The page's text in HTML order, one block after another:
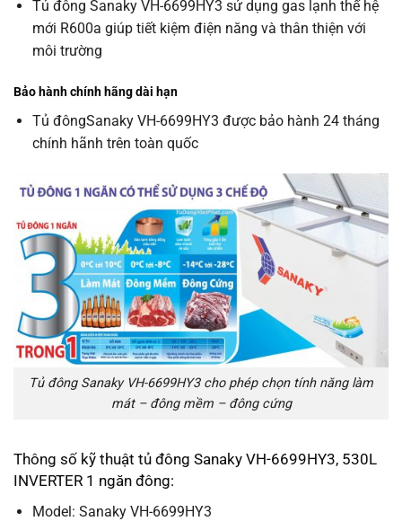
Tủ đông Sanaky VH-6699HY3 sử dụng gas lạnh thế hệ
mới R600a giúp tiết kiệm điện năng và thân thiện với
môi trường
Bảo hành chính hãng dài hạn
Tủ đôngSanaky VH-6699HY3 được bảo hành 24 tháng
chính hãnh trên toàn quốc
Tủ đông Sanaky VH-6699HY3 cho phép chọn tính năng làm
mát – đông mềm – đông cứng
Thông số kỹ thuật tủ đông Sanaky VH-6699HY3, 530L
INVERTER 1 ngăn đông:
Model: Sanaky VH-6699HY3